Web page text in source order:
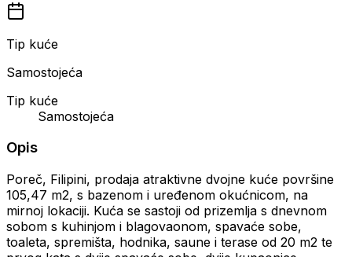
Tip kuće
Samostojeća
Tip kuće
Samostojeća
Opis
Poreč, Filipini, prodaja atraktivne dvojne kuće površine
105,47 m2, s bazenom i uređenom okućnicom, na
mirnoj lokaciji. Kuća se sastoji od prizemlja s dnevnom
sobom s kuhinjom i blagovaonom, spavaće sobe,
toaleta, spremišta, hodnika, saune i terase od 20 m2 te